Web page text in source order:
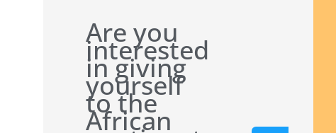
Are you
interested
in giving
yourself
to the
African